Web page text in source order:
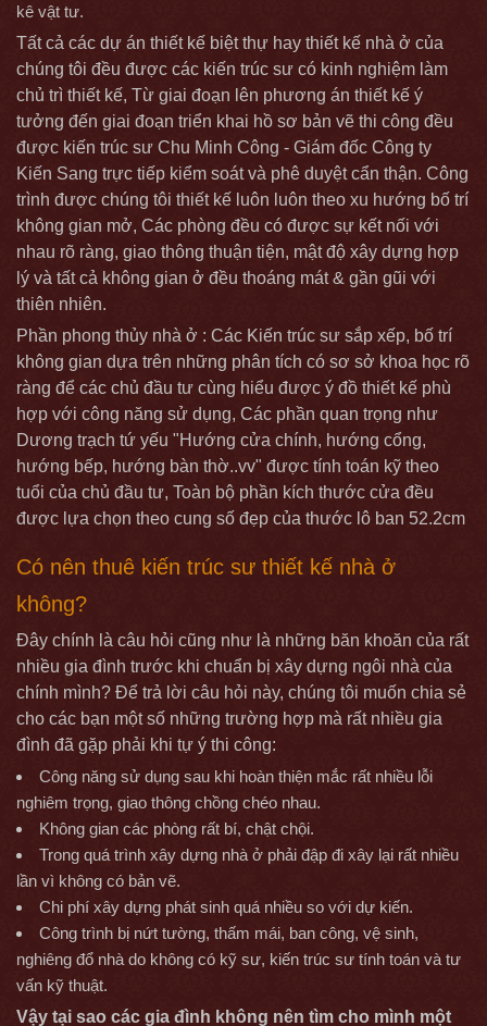
kê vật tư.
Tất cả các dự án thiết kế biệt thự hay thiết kế nhà ở của
chúng tôi đều được các kiến trúc sư có kinh nghiệm làm
chủ trì thiết kế, Từ giai đoạn lên phương án thiết kế ý
tưởng đến giai đoạn triển khai hồ sơ bản vẽ thi công đều
được kiến trúc sư Chu Minh Công - Giám đốc Công ty
Kiến Sang trực tiếp kiểm soát và phê duyệt cẩn thận. Công
trình được chúng tôi thiết kế luôn luôn theo xu hướng bố trí
không gian mở, Các phòng đều có được sự kết nối với
nhau rõ ràng, giao thông thuận tiện, mật độ xây dựng hợp
lý và tất cả không gian ở đều thoáng mát & gần gũi với
thiên nhiên.
Phần phong thủy nhà ở : Các Kiến trúc sư sắp xếp, bố trí
không gian dựa trên những phân tích có sơ sở khoa học rõ
ràng để các chủ đầu tư cùng hiểu được ý đồ thiết kế phù
hợp với công năng sử dụng, Các phần quan trọng như
Dương trạch tứ yếu "Hướng cửa chính, hướng cổng,
hướng bếp, hướng bàn thờ..vv" được tính toán kỹ theo
tuổi của chủ đầu tư, Toàn bộ phần kích thước cửa đều
được lựa chọn theo cung số đẹp của thước lô ban 52.2cm
Có nên thuê kiến trúc sư thiết kế nhà ở
không?
Đây chính là câu hỏi cũng như là những băn khoăn của rất
nhiều gia đình trước khi chuẩn bị xây dựng ngôi nhà của
chính mình? Để trả lời câu hỏi này, chúng tôi muốn chia sẻ
cho các bạn một số những trường hợp mà rất nhiều gia
đình đã gặp phải khi tự ý thi công:
Công năng sử dụng sau khi hoàn thiện mắc rất nhiều lỗi
nghiêm trọng, giao thông chồng chéo nhau.
Không gian các phòng rất bí, chật chội.
Trong quá trình xây dựng nhà ở phải đập đi xây lại rất nhiều
lần vì không có bản vẽ.
Chi phí xây dựng phát sinh quá nhiều so với dự kiến.
Công trình bị nứt tường, thấm mái, ban công, vệ sinh,
nghiêng đổ nhà do không có kỹ sư, kiến trúc sư tính toán và tư
vấn kỹ thuật.
Vậy tại sao các gia đình không nên tìm cho mình một